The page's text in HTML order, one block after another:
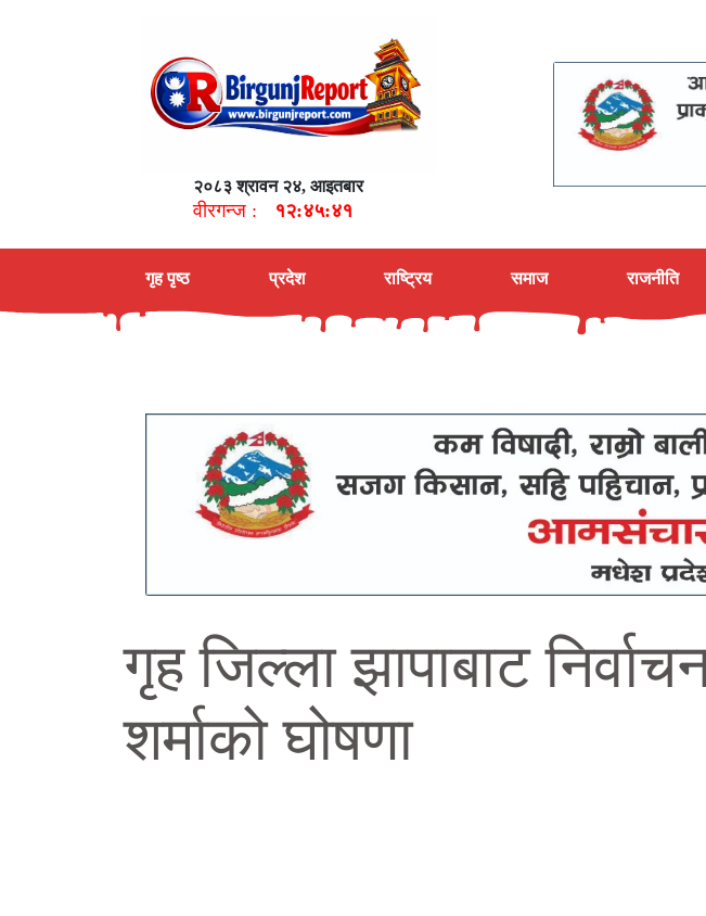
२०८३ श्रावन २४, आइतबार
वीरगन्ज : १२:४५:४२
गृह पृष्ठ प्रदेश राष्ट्रिय समाज राजनीति
गृह जिल्ला झापाबाट
शर्माको घोषणा